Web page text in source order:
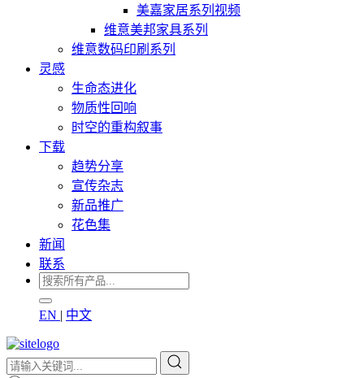
美嘉家居系列视频
维意美邦家具系列
维意数码印刷系列
灵感
生命态进化
物质性回响
时空的重构叙事
下载
趋势分享
宣传杂志
新品推广
花色集
新闻
联系
EN | 中文